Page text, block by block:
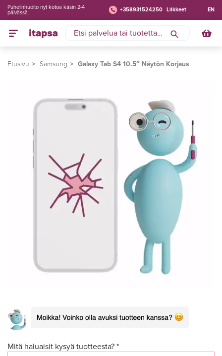
+358931524250 Liikkeet
Puhelinhuolto nyt kotoa käsin 2-4
päivässä.
EN
Etusivu Samsung Galaxy Tab S4 10.5″ Näytön Korjaus
Mitä haluaisit kysyä tuotteesta? *